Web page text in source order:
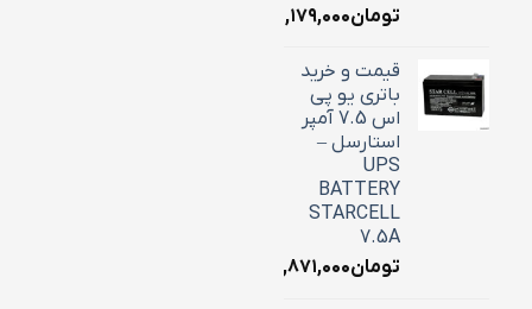
تومان۳,۱۷۹,۰۰۰
قیمت و خرید
باتری یو پی
اس 7.5 آمپر
استارسل –
UPS
BATTERY
STARCELL
7.5A
تومان۲,۸۷۱,۰۰۰